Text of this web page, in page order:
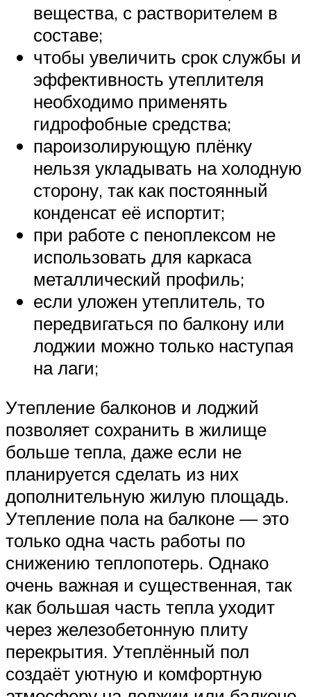
вещества, с растворителем в
составе;
чтобы увеличить срок службы и
эффективность утеплителя
необходимо применять
гидрофобные средства;
пароизолирующую плёнку
нельзя укладывать на холодную
сторону, так как постоянный
конденсат её испортит;
при работе с пеноплексом не
использовать для каркаса
металлический профиль;
если уложен утеплитель, то
передвигаться по балкону или
лоджии можно только наступая
на лаги;
Утепление балконов и лоджий
позволяет сохранить в жилище
больше тепла, даже если не
планируется сделать из них
дополнительную жилую площадь.
Утепление пола на балконе — это
только одна часть работы по
снижению теплопотерь. Однако
очень важная и существенная, так
как большая часть тепла уходит
через железобетонную плиту
перекрытия. Утеплённый пол
создаёт уютную и комфортную